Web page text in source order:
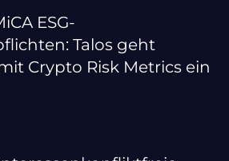
ESG-
Talos geht
Crypto Risk Metrics ein